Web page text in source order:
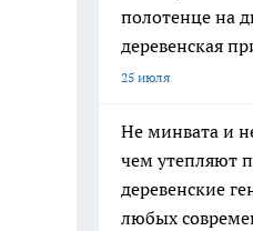
полотенце на
деревенская
25 июля
Не минвата и
чем утепляют
деревенские
любых